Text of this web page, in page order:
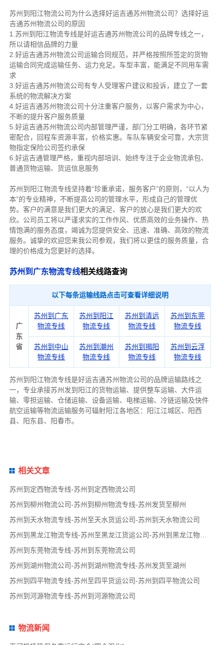
苏州到阳江物流公司为什么选择好运吉通苏州物流公司？选择好运
吉通苏州物流公司的原因
1.苏州到阳江物流专线是好运吉通苏州物流公司的品牌专线之一，
所以请相信品牌的力量
2.好运吉通苏州物流公司运输合同规范，并严格按照所签定的货物
运输合同完成运输任务、运力充足。车型丰富，能满足不同用车需
求
3.好运吉通苏州物流公司有专人受理客户建议和投诉，建立了一套
系统的物流解决方案
4.好运吉通苏州物流公司十分注重客户服务，以客户需求为中心，
不断的提升客户服务质量
5.好运吉通苏州物流公司内部管理严谨，部门分工明确，各环节紧
密配合，回程车资源丰富，价格实惠。车队车辆安全可靠，大宗货
物指定保险公司签约承保
6.好运吉通管理严格，重视内部培训、始终专注于企业物流承包、
普通货物运输、货运信息服务
苏州到阳江物流专线坚持着“珍重承诺，服务客户”的原则，“以人为
本”的专业精神，不断提高公司的管理水平，形成自己的管理优
势。客户的满意是我们更大的满足、客户的放心是我们更大的欢
欣。公司员工将以严谨求实的工作作风、优质高效的业务操作、热
情饱满的服务态度，竭诚为您提供安全、迅速、准确、高效的物流
服务。诚挚的欢迎您来我公司参观，我们将以更佳的服务质量，合
理的价格成为您更好的选择。
苏州到广东物流专线相关线路查询
以下每条运输线路点击可查看详细说明
广
东
省
苏州到广东
物流专线
苏州到阳江
物流专线
苏州到清远
物流专线
苏州到东莞
物流专线
苏州到中山
物流专线
苏州到潮州
物流专线
苏州到揭阳
物流专线
苏州到云浮
物流专线
苏州到阳江物流专线是好运吉通苏州物流公司的品牌运输路线之
一，专业承接苏州发到阳江的货物运输、提供整车运输、大件运
输、零担运输、仓储运输、设备运输、电梯运输、冷链运输及快件
航空运输等物流运输服务可辐射阳江各地区：阳江江城区、阳西
县、阳东县、阳春市。
相关文章
苏州到定西物流专线-苏州到定西物流公司
苏州到柳州物流公司-苏州到柳州物流专线-苏州发货至柳州
苏州到天水物流专线-苏州至天水货运公司-苏州到天水物流公司
苏州到黑龙江物流专线-苏州至黑龙江货运公司-苏州到黑龙江物流公司
苏州到东莞物流专线-苏州到东莞物流公司
苏州到湖州物流公司-苏州到湖州物流专线-苏州发货至湖州
苏州到四平物流专线-苏州至四平货运公司-苏州到四平物流公司
苏州到河源物流专线-苏州到河源物流公司
物流新闻